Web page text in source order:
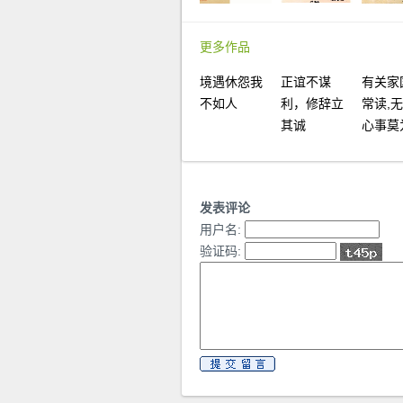
更多作品
境遇休怨我
不如人
正谊不谋
利，修辞立
其诚
有关家
常读,
心事莫
发表评论
用户名:
验证码: